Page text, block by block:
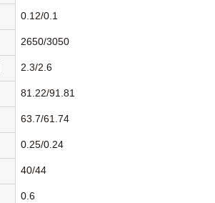
0.12/0.1
2650/3050
2.3/2.6
81.22/91.81
63.7/61.74
0.25/0.24
40/44
0.6